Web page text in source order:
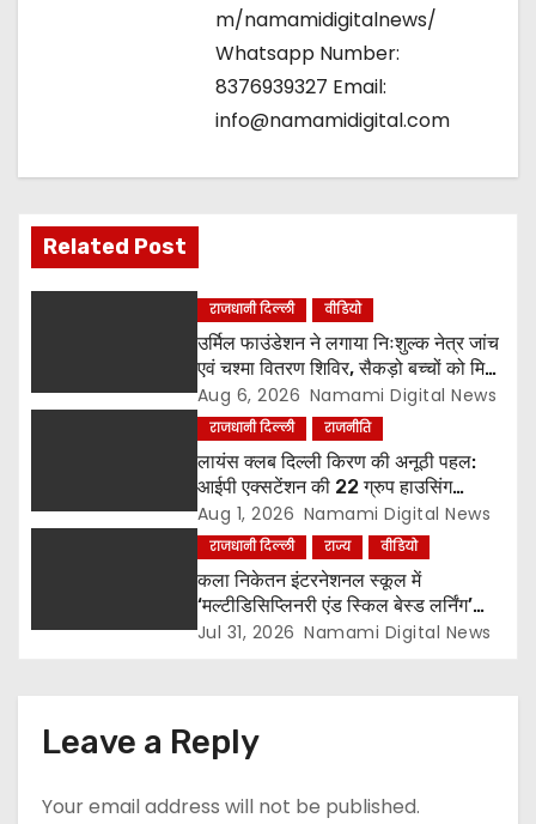
m/namamidigitalnews/
Whatsapp Number:
8376939327 Email:
info@namamidigital.com
Related Post
राजधानी दिल्ली वीडियो
उर्मिल फाउंडेशन ने लगाया निःशुल्क नेत्र जांच
एवं चश्मा वितरण शिविर, सैकड़ो बच्चों को मिला
लाभ
Aug 6, 2026 Namami Digital News
राजधानी दिल्ली राजनीति
लायंस क्लब दिल्ली किरण की अनूठी पहल:
आईपी एक्सटेंशन की 22 ग्रुप हाउसिंग
सोसायटियों के बीच पर्यावरण संरक्षण एवं
पौधारोपण प्रतियोगिता, संयोजक लायन सुरेश
बिंदल की अहम भूमिका
Aug 1, 2026 Namami Digital News
राजधानी दिल्ली राज्य वीडियो
कला निकेतन इंटरनेशनल स्कूल में
‘मल्टीडिसिप्लिनरी एंड स्किल बेस्ड लर्निंग’
विषय पर शिक्षक सेमिनार आयोजित, टॉप-5
Jul 31, 2026 Namami Digital News
Leave a Reply
Your email address will not be published.